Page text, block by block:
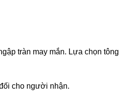
tràn may mắn. Lựa chọn tông
cho người nhận.